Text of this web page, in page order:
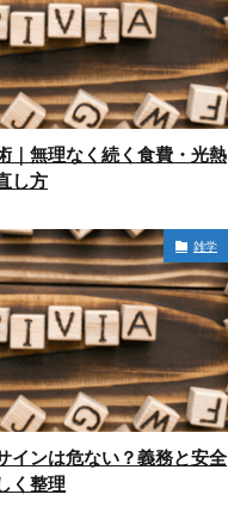
｜無理なく続く食費・光熱
し方
雑学
インは危ない？義務と安全
く整理